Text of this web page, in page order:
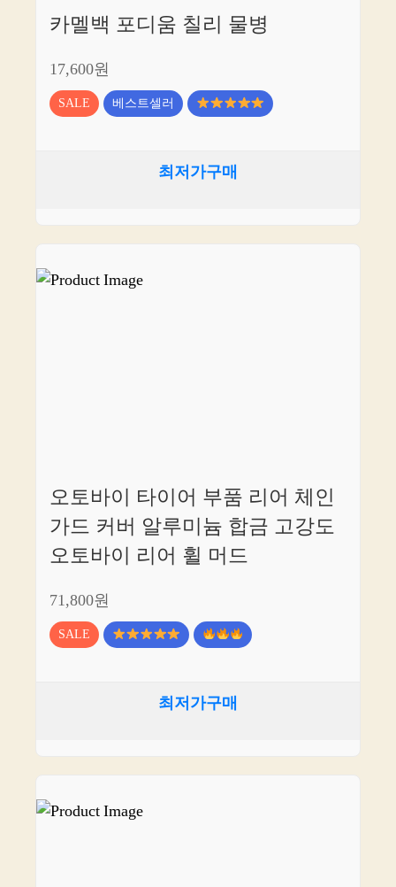
카멜백 포디움 칠리 물병
17,600원
SALE 베스트셀러
최저가구매
오토바이 타이어 부품 리어 체인
가드 커버 알루미늄 합금 고강도
오토바이 리어 휠 머드
71,800원
SALE
최저가구매